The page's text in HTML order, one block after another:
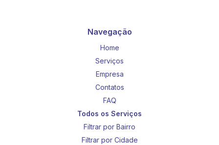
Navegação
Home
Serviços
Empresa
Contatos
FAQ
Todos os Serviços
Filtrar por Bairro
Filtrar por Cidade